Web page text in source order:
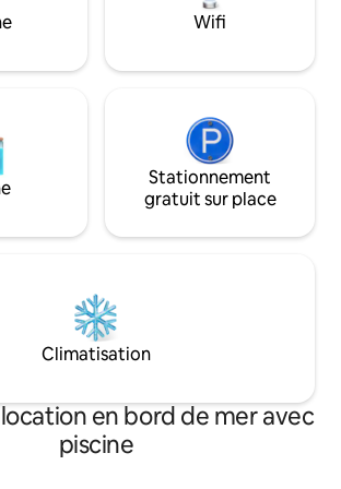
glacier et de
Wifi
Stationnement
gratuit sur place
Climatisation
en bord de mer avec
piscine